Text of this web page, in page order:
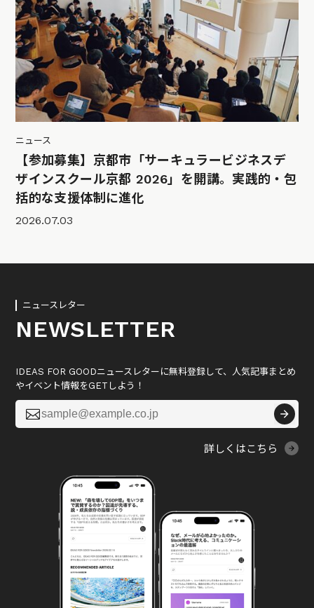
ニュース
【参加募集】京都市「サーキュラービジネスデ
ザインスクール京都 2026」を開講。実践的・包
括的な支援体制に進化
2026.07.03
ニュースレター
NEWSLETTER
IDEAS FOR GOODニュースレターに無料登録して、人気記事まとめ
やイベント情報をGETしよう！

詳しくはこちら